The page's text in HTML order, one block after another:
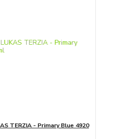
TERZIA - Primary Blue 4920